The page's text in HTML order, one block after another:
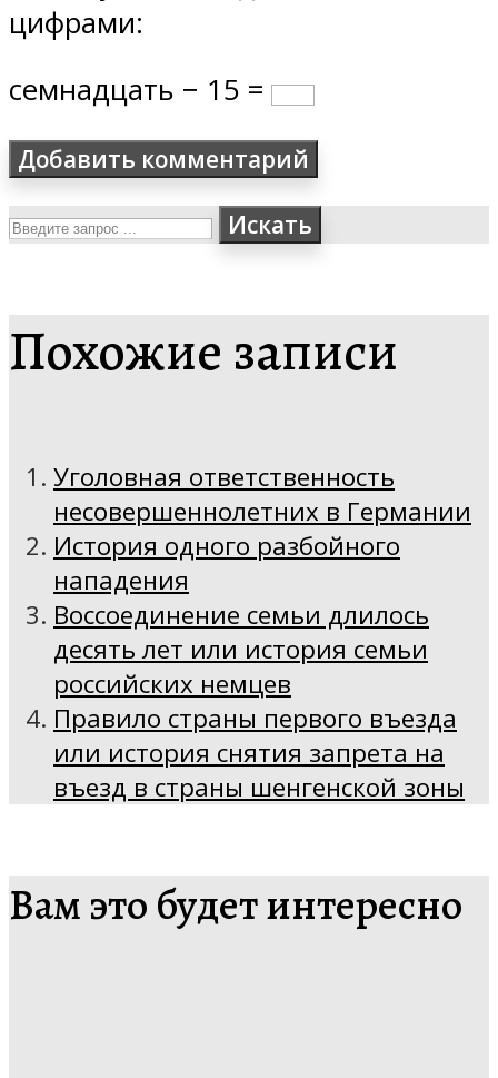
цифрами:
семнадцать − 15 =
Искать
Похожие записи
Уголовная ответственность
несовершеннолетних в Германии
История одного разбойного
нападения
Воссоединение семьи длилось
десять лет или история семьи
российских немцев
Правило страны первого въезда
или история снятия запрета на
въезд в страны шенгенской зоны
Вам это будет интересно